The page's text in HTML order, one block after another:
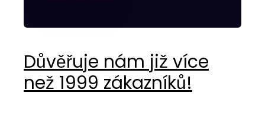
Důvěřuje nám již více
než 1999 zákazníků!